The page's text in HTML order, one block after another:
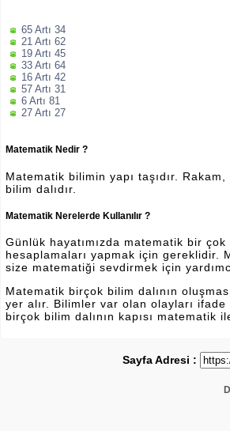
65 Artı 34
21 Artı 62
19 Artı 45
33 Artı 64
16 Artı 42
57 Artı 31
6 Artı 81
27 Artı 27
Matematik Nedir ?
Matematik bilimin yapı taşıdır.
bilim dalıdır.
Matematik Nerelerde Kullanılır ?
Günlük hayatımızda matematik bir çok
hesaplamaları yapmak için
size matematiği sevdirmek için
Matematik birçok bilim dalının
yer alır. Bilimler var olan olayları
birçok bilim dalının kapısı matematik
Sayfa Adresi :